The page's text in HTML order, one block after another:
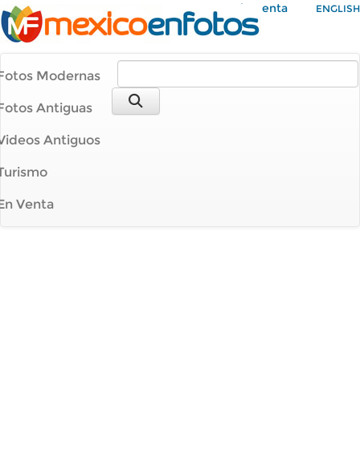
Mi Cuenta ENGLISH
Modernas
Antiguas
Antiguos
Venta